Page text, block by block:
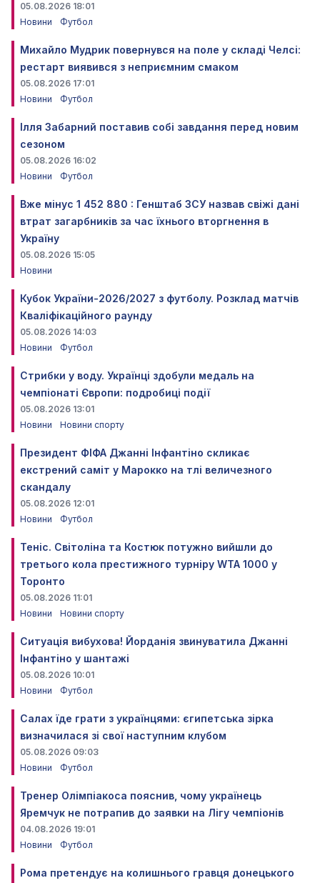
05.08.2026 18:01
Новини
Футбол
Михайло Мудрик повернувся на поле у складі Челсі:
рестарт виявився з неприємним смаком
05.08.2026 17:01
Новини
Футбол
Ілля Забарний поставив собі завдання перед новим
сезоном
05.08.2026 16:02
Новини
Футбол
Вже мінус 1 452 880 : Генштаб ЗСУ назвав свіжі дані
втрат загарбників за час їхнього вторгнення в
Україну
05.08.2026 15:05
Новини
Кубок України-2026/2027 з футболу. Розклад матчів
Кваліфікаційного раунду
05.08.2026 14:03
Новини
Футбол
Стрибки у воду. Українці здобули медаль на
чемпіонаті Європи: подробиці події
05.08.2026 13:01
Новини
Новини спорту
Президент ФІФА Джанні Інфантіно скликає
екстрений саміт у Марокко на тлі величезного
скандалу
05.08.2026 12:01
Новини
Футбол
Теніс. Світоліна та Костюк потужно вийшли до
третього кола престижного турніру WTA 1000 у
Торонто
05.08.2026 11:01
Новини
Новини спорту
Ситуація вибухова! Йорданія звинуватила Джанні
Інфантіно у шантажі
05.08.2026 10:01
Новини
Футбол
Салах їде грати з українцями: єгипетська зірка
визначилася зі свої наступним клубом
05.08.2026 09:03
Новини
Футбол
Тренер Олімпіакоса пояснив, чому українець
Яремчук не потрапив до заявки на Лігу чемпіонів
04.08.2026 19:01
Новини
Футбол
Рома претендує на колишнього гравця донецького